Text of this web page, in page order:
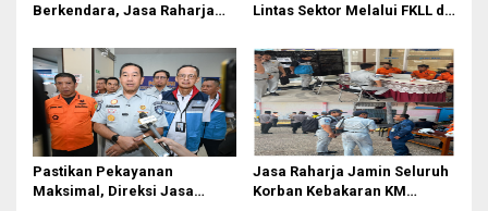
Berkendara, Jasa Raharja
Pasifik Medan Industri
Lintas Sektor Melalui FKLL di
Pastikan Pekayanan
Maksimal, Direksi Jasa
Jasa Raharja Jamin Seluruh
Korban Kebakaran KM